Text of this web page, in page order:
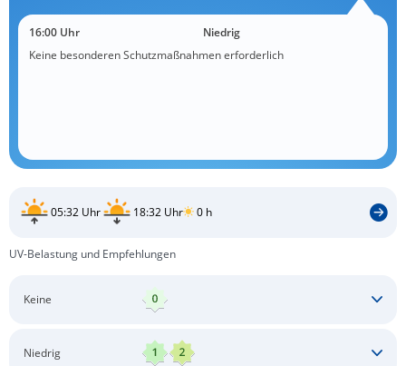
16:00 Uhr
Niedrig
Keine besonderen Schutzmaßnahmen erforderlich
05:32 Uhr 18:32 Uhr 0 h
UV-Belastung und Empfehlungen
Keine
Niedrig